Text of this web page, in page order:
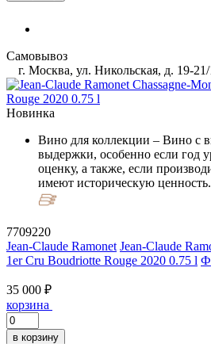
Самовывоз
г. Москва, ул. Никольская, д. 19-21/
Новинка
Вино для коллекции – Вино с
выдержки, особенно если год
оценку, а также, если
имеют историческую ценность.
7709220
Jean-Claude Ramonet Jean-Claude
1er Cru Boudriotte Rouge 2020 0.75 l
35 000 ₽
корзина
в корзину